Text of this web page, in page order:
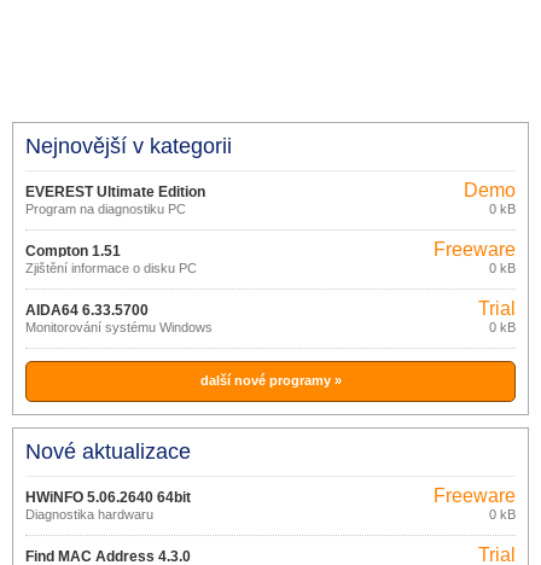
Nejnovější v kategorii
EVEREST Ultimate Edition
5.50.2100
Program na diagnostiku PC
Demo
0 kB
Compton 1.51
Zjištění informace o disku PC
Freeware
0 kB
AIDA64 6.33.5700
Monitorování systému Windows
Trial
0 kB
další nové programy »
Nové aktualizace
HWiNFO 5.06.2640 64bit
Diagnostika hardwaru
Freeware
0 kB
Find MAC Address 4.3.0 Trial